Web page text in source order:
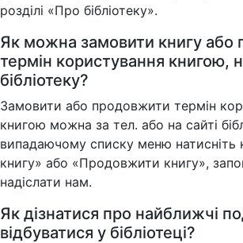
розділі «Про бібліотеку».
Як можна замовити книгу або
термін користування книгою,
бібліотеку?
Замовити або продовжити термін
книгою можна за тел. або на сайті
випадаючому списку меню натисніть
книгу» або «Продовжити книгу»,
надіслати нам.
Як дізнатися про найближчі
відбуватися у бібліотеці?